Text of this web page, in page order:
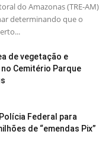
do Amazonas (TRE-AM)
determinando que o
de vegetação e
Cemitério Parque
Federal para
de “emendas Pix”